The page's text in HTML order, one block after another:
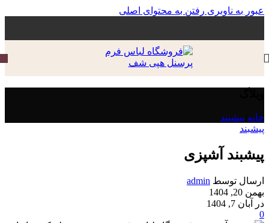
عبور به ناوبری رفتن به محتوای اصلی
خانه پیشبند
پیشبند
پیشبند آشپزی
ارسال توسط admin
بهمن 20, 1404
در آبان 7, 1404
0